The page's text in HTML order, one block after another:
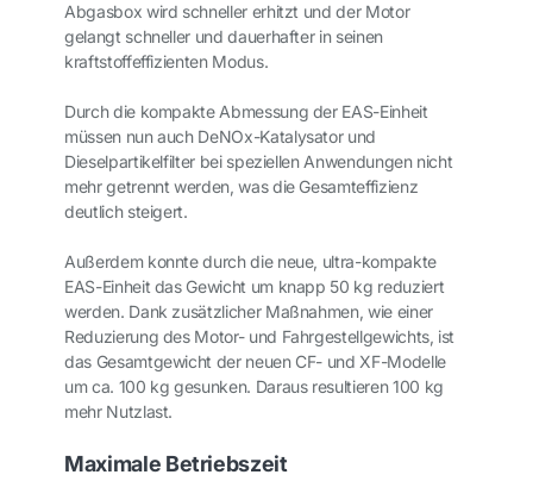
Abgasbox wird schneller erhitzt und der Motor
gelangt schneller und dauerhafter in seinen
kraftstoffeffizienten Modus.
Durch die kompakte Abmessung der EAS-Einheit
müssen nun auch DeNOx-Katalysator und
Dieselpartikelfilter bei speziellen Anwendungen nicht
mehr getrennt werden, was die Gesamteffizienz
deutlich steigert.
Außerdem konnte durch die neue, ultra-kompakte
EAS-Einheit das Gewicht um knapp 50 kg reduziert
werden. Dank zusätzlicher Maßnahmen, wie einer
Reduzierung des Motor- und Fahrgestellgewichts, ist
das Gesamtgewicht der neuen CF- und XF-Modelle
um ca. 100 kg gesunken. Daraus resultieren 100 kg
mehr Nutzlast.
Maximale Betriebszeit